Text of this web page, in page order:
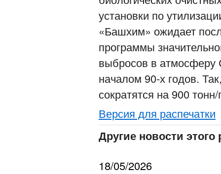
установки по
«Башхим» ожидает
программы
выбросов в атмосферу
началом 90-х годов.
сократятся на 900 тонн/
Версия для распечатки
Другие новости этого
18/05/2026